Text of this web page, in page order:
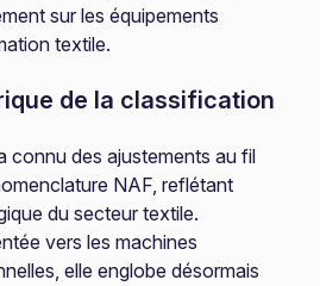
sur les équipements
textile.
de la classification
connu des ajustements au fil
NAF, reflétant
du secteur textile.
vers les machines
elle englobe désormais